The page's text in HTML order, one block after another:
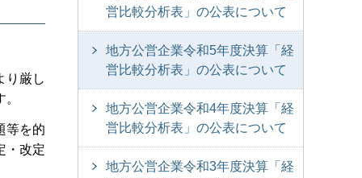
り厳し
等を的
・改定
営比較分析表」の公表について
地方公営企業令和5年度決算「経
営比較分析表」の公表について
地方公営企業令和4年度決算「経
営比較分析表」の公表について
地方公営企業令和3年度決算「経